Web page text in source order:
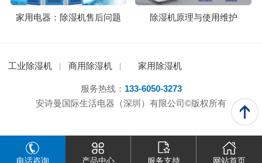
家用电器：除湿机售后问题 除湿机原理与使用维护
工业除湿机 商用除湿机 家用除湿机
服务热线： 133-6050-3273
安诗曼国际生活电器（深圳）有限公司©版权所有
电话咨询 产品中心 服务支持 网站首页